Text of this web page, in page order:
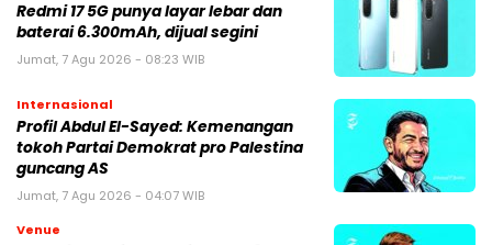
Redmi 17 5G punya layar lebar dan
baterai 6.300mAh, dijual segini
Jumat, 7 Agu 2026 - 08:23 WIB
Internasional
Profil Abdul El-Sayed: Kemenangan
tokoh Partai Demokrat pro Palestina
guncang AS
Jumat, 7 Agu 2026 - 04:07 WIB
Venue